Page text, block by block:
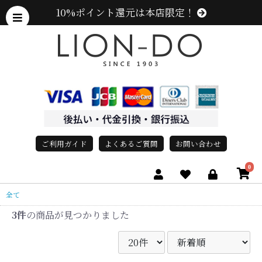
10%ポイント還元は本店限定！
ご利用ガイド よくあるご質問 お問い合わせ
0
全て
3件の商品が見つかりました